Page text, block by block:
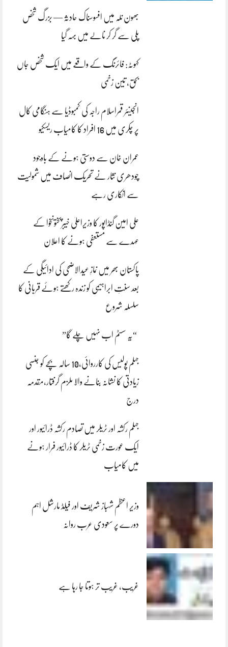
بھون نلہ میں افسوسناک حادثہ — بزرگ شخص
پلی سے گر کر نالے میں بہہ گیا
کہوٹہ: فائرنگ کے واقعے میں ایک شخص جاں
بحق، تین زخمی
انجینئر قمراسلام راجہ کی کمبوڈیا سے ہنگامی کال
پر چکری میں 16 افراد کا کامیاب ریسکیو
عمران خان سے دوستی ہونے کے باوجود
چودھری نثار نے تحریک انصاف میں شمولیت
سے انکاری رہے
علی امین گنڈاپور کا وزیراعلیٰ خیبرپختونخوا کے
عہدے سے مستعفی ہونے کا اعلان
پاکستان بھر میں نمازِ عیدالاضحی کی ادائیگی کے
بعد سنتِ ابراہیمی کو زندہ رکھتے ہوئے قربانی کا
سلسلہ شروع
“یہ سسٹم اب نہیں چلے گا”
جہلم پولیس کی کارروائی،10 سالہ بچے کو جنسی
زیادتی کا نشانہ بنانے والا ملزم گرفتار،مقدمہ
درج
جہلم رکشہ اور ٹریلر میں تصادم رکشہ ڈرائیور اور
ایک عورت زخمی ٹریلر کا ڈرائیور فرار ہونے
میں کامیاب
وزیر اعظم شہباز شریف اور فیلڈ مارشل اہم
دورے پر سعودی عرب روانہ
غریب، غریب تر ہوتا جا رہا ہے